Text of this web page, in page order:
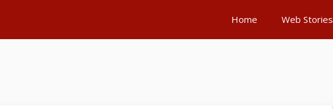
Home Web Stories